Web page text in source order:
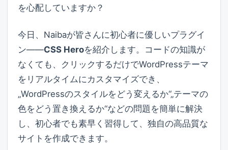
を心配していますか？
今日、Naibaが皆さんに初心者に優しいプラグイ
ン——CSS Heroを紹介します。コードの知識が
なくても、クリックするだけでWordPressテーマ
をリアルタイムにカスタマイズでき、
„WordPressのスタイルをどう変えるか“„テーマの
色をどう置き換えるか“などの問題を簡単に解決
し、初心者でも素早く習得して、独自の高品質な
サイトを作成できます。